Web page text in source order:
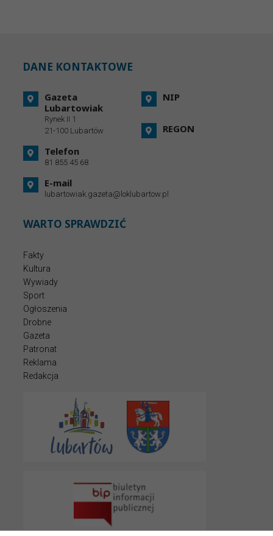
DANE KONTAKTOWE
Gazeta
Lubartowiak
Rynek II 1
21-100 Lubartów
Telefon
81 855 45 68
E-mail
lubartowiak.gazeta@loklubartow.pl
NIP
REGON
WARTO SPRAWDZIĆ
Fakty
Kultura
Wywiady
Sport
Ogłoszenia
Drobne
Gazeta
Patronat
Reklama
Redakcja